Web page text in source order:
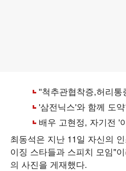
최동석은 지난 11일 자신의
이징 스타들과 스피치 모임"
의 사진을 게재했다.